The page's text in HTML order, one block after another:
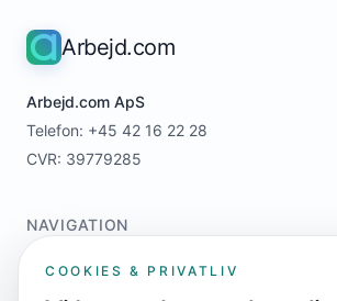
Arbejd.com
Arbejd.com ApS
Telefon: +45 42 16 22 28
CVR: 39779285
NAVIGATION
Home
COOKIES & PRIVATLIV